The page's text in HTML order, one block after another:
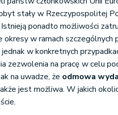
stały w Rzeczypospolitej
ponadto możliwości
w ramach szczególnych
w konkretnych
zezwolenia na pracę w celu
na uwadze, że odmowa
jest możliwa. W jakich